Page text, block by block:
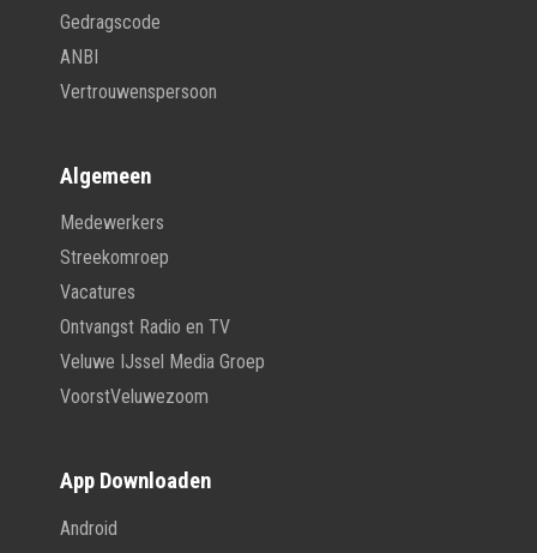
Gedragscode
ANBI
Vertrouwenspersoon
Algemeen
Medewerkers
Streekomroep
Vacatures
Ontvangst Radio en TV
Veluwe IJssel Media Groep
VoorstVeluwezoom
App Downloaden
Android